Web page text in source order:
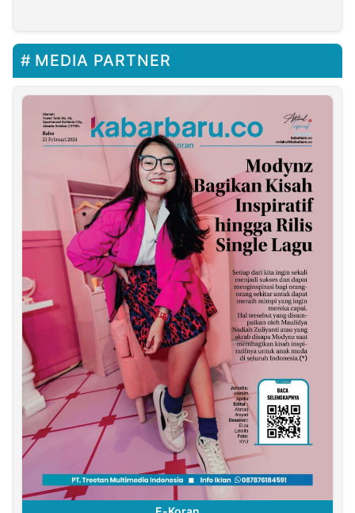
MEDIA PARTNER